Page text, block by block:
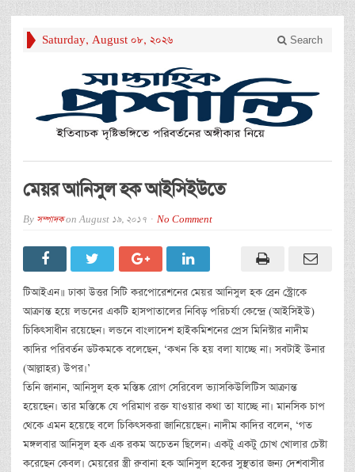
Saturday, August 08, 2026 Search
মেয়র আনিসুল হক আইসিইউতে
By সম্পাদকonAugust 19, 2017 No Comment
টিআইএন॥ ঢাকা উত্তর সিটি করপোরেশনের মেয়র আনিসুল হক ব্রেন স্ট্রোকে
আক্রান্ত হয়ে লন্ডনের একটি হাসপাতালের নিবিড় পরিচর্যা কেন্দ্রে (আইসিইউ)
চিকিৎসাধীন রয়েছেন। লন্ডনে বাংলাদেশ হাইকমিশনের প্রেস মিনিস্টার নাদীম
কাদির পরিবর্তন ডটকমকে বলেছেন, ‘কখন কি হয় বলা যাচ্ছে না। সবটাই উনার
(আল্লাহর) উপর।’
তিনি জানান, আনিসুল হক মস্তিষ্ক রোগ সেরিবেল ভ্যাসকিউলিটিস আক্রান্ত
হয়েছেন। তার মস্তিষ্কে যে পরিমাণ রক্ত যাওয়ার কথা তা যাচ্ছে না। মানসিক চাপ
থেকে এমন হয়েছে বলে চিকিৎসকরা জানিয়েছেন। নাদীম কাদির বলেন, ‘গত
মঙ্গলবার আনিসুল হক এক রকম অচেতন ছিলেন। একটু একটু চোখ খোলার চেষ্টা
করেছেন কেবল। মেয়রের স্ত্রী রুবানা হক আনিসুল হকের সুস্থতার জন্য দেশবাসীর